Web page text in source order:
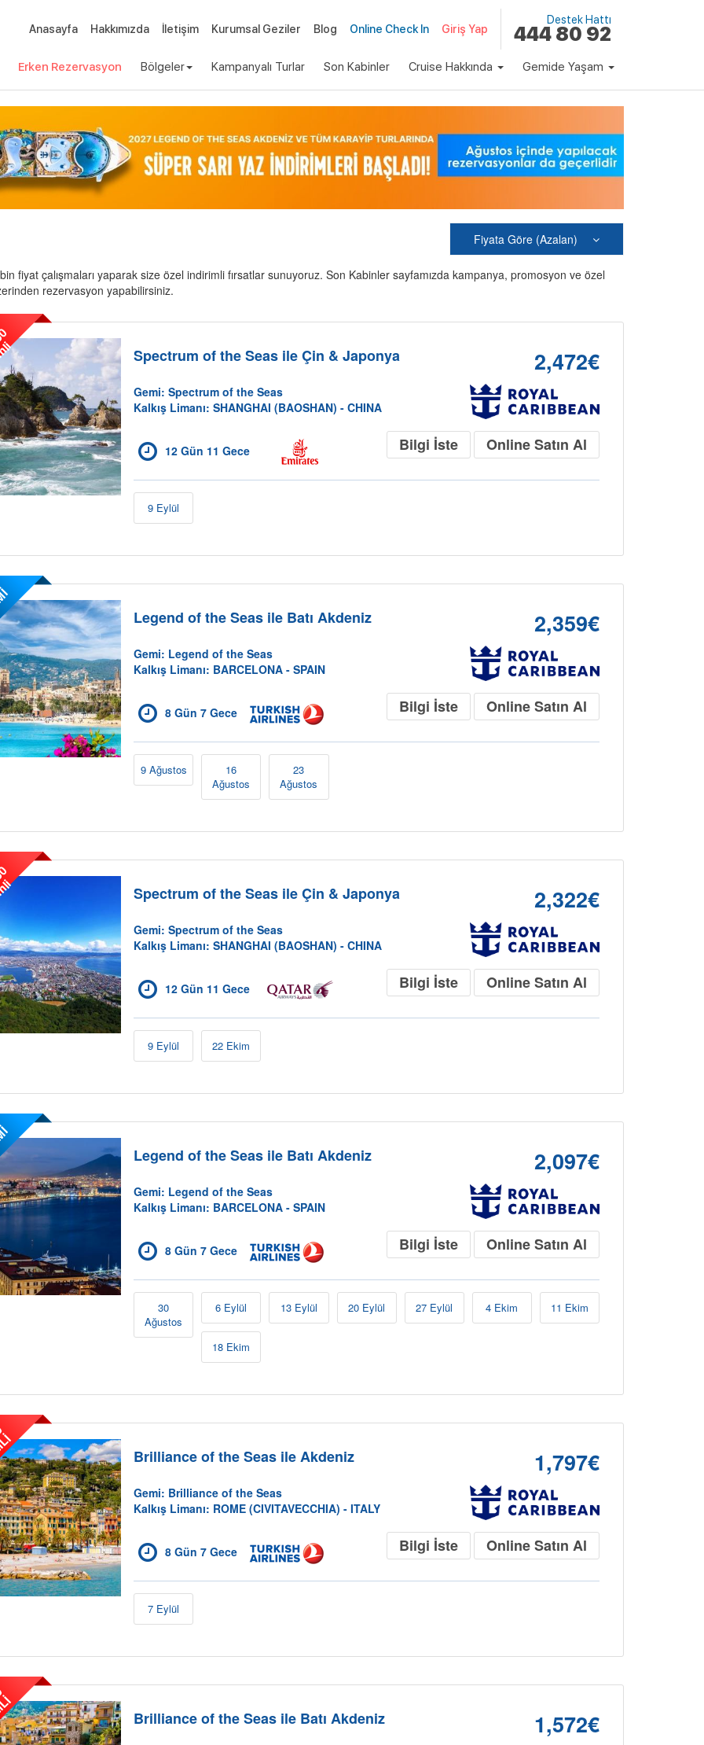
Anasayfa Hakkımızda İletişim Kurumsal Geziler Blog Online Check In Giriş Yap
Destek Hattı
444 80 92
Erken Rezervasyon Bölgeler Kampanyalı Turlar Son Kabinler Cruise Hakkında Gemide Yaşam
Fiyata Göre (Azalan)
fiyat çalışmaları yaparak size özel indirimli fırsatlar sunuyoruz. Son Kabinler sayfamızda kampanya, promosyon ve özel
rezervasyon yapabilirsiniz.
Spectrum of the Seas ile Çin & Japonya 2,472€
Gemi: Spectrum of the Seas
Kalkış Limanı: SHANGHAI (BAOSHAN) - CHINA
12 Gün 11 Gece Bilgi İste Online Satın Al
9 Eylül
Legend of the Seas ile Batı Akdeniz 2,359€
Gemi: Legend of the Seas
Kalkış Limanı: BARCELONA - SPAIN
8 Gün 7 Gece Bilgi İste Online Satın Al
9 Ağustos
16
Ağustos
23
Ağustos
Spectrum of the Seas ile Çin & Japonya 2,322€
Gemi: Spectrum of the Seas
Kalkış Limanı: SHANGHAI (BAOSHAN) - CHINA
12 Gün 11 Gece Bilgi İste Online Satın Al
9 Eylül 22 Ekim
Legend of the Seas ile Batı Akdeniz 2,097€
Gemi: Legend of the Seas
Kalkış Limanı: BARCELONA - SPAIN
8 Gün 7 Gece Bilgi İste Online Satın Al
30
Ağustos
6 Eylül 13 Eylül 20 Eylül 27 Eylül 4 Ekim 11 Ekim
18 Ekim
Brilliance of the Seas ile Akdeniz 1,797€
Gemi: Brilliance of the Seas
Kalkış Limanı: ROME (CIVITAVECCHIA) - ITALY
8 Gün 7 Gece Bilgi İste Online Satın Al
7 Eylül
Brilliance of the Seas ile Batı Akdeniz 1,572€